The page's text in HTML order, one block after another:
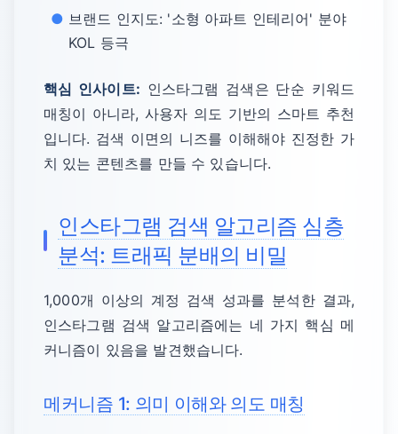
브랜드 인지도: '소형 아파트 인테리어' 분야
KOL 등극
핵심 인사이트: 인스타그램 검색은 단순 키워드
매칭이 아니라, 사용자 의도 기반의 스마트 추천
입니다. 검색 이면의 니즈를 이해해야 진정한 가
치 있는 콘텐츠를 만들 수 있습니다.
인스타그램 검색 알고리즘 심층
분석: 트래픽 분배의 비밀
1,000개 이상의 계정 검색 성과를 분석한 결과,
인스타그램 검색 알고리즘에는 네 가지 핵심 메
커니즘이 있음을 발견했습니다.
메커니즘 1: 의미 이해와 의도 매칭